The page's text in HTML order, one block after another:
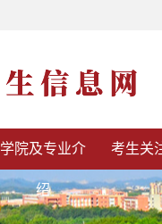
学院及专业介
绍
考生关